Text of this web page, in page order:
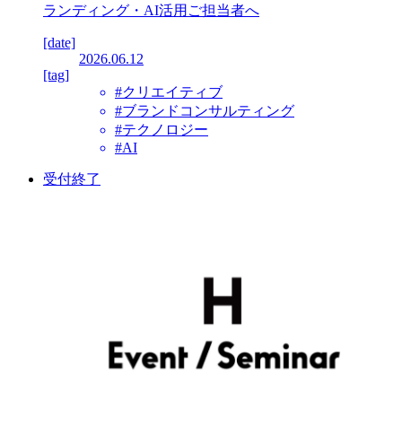
ランディング・AI活用ご担当者へ
[date]
2026.06.12
[tag]
#クリエイティブ
#ブランドコンサルティング
#テクノロジー
#AI
受付終了